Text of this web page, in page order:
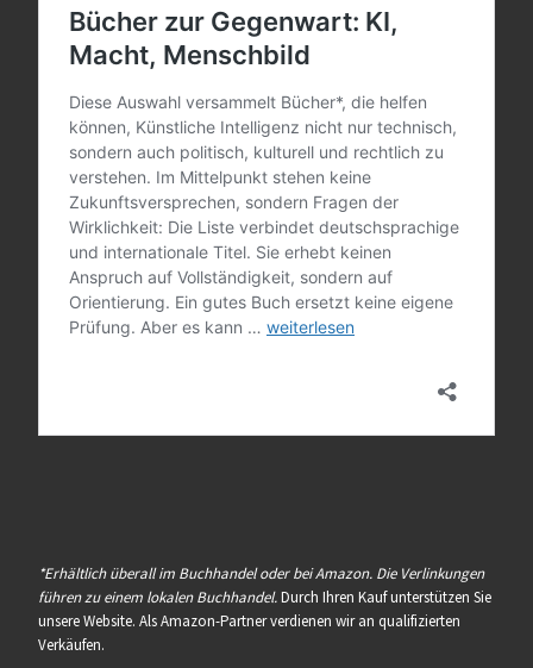
*Erhältlich überall im Buchhandel oder bei Amazon. Die Verlinkungen
führen zu einem lokalen Buchhandel.Durch Ihren Kauf unterstützen Sie
unsere Website. Als Amazon-Partner verdienen wir an qualifizierten
Verkäufen.